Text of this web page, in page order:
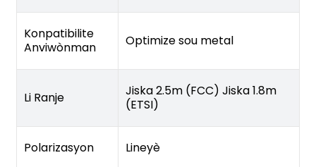
Konpatibilite
Anviwònman
Optimize sou metal
Li Ranje
Jiska 2.5m (FCC) Jiska 1.8m
(ETSI)
Polarizasyon Lineyè